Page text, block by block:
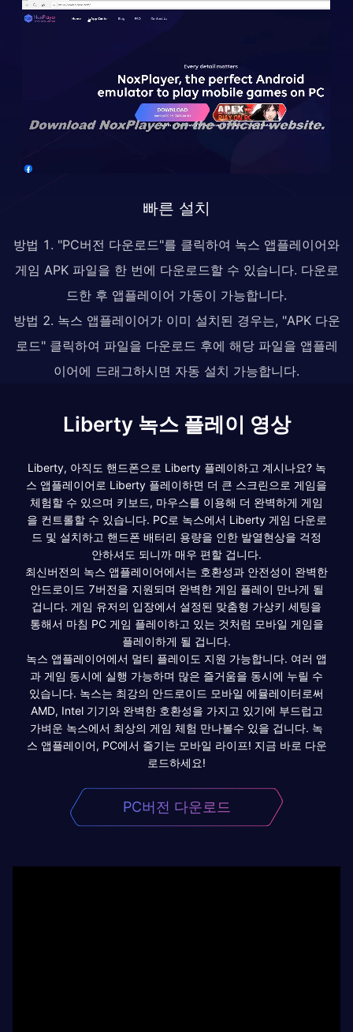
빠른 설치
방법 1. "PC버전 다운로드"를 클릭하여 녹스 앱플레이어와
게임 APK 파일을 한 번에 다운로드할 수 있습니다. 다운로
드한 후 앱플레이어 가동이 가능합니다.
방법 2. 녹스 앱플레이어가 이미 설치된 경우는, "APK 다운
로드" 클릭하여 파일을 다운로드 후에 해당 파일을 앱플레
이어에 드래그하시면 자동 설치 가능합니다.
Liberty 녹스 플레이 영상
Liberty, 아직도 핸드폰으로 Liberty 플레이하고 계시나요? 녹
스 앱플레이어로 Liberty 플레이하면 더 큰 스크린으로 게임을
체험할 수 있으며 키보드, 마우스를 이용해 더 완벽하게 게임
을 컨트롤할 수 있습니다. PC로 녹스에서 Liberty 게임 다운로
드 및 설치하고 핸드폰 배터리 용량을 인한 발열현상을 걱정
안하셔도 되니까 매우 편할 겁니다.
최신버전의 녹스 앱플레이어에서는 호환성과 안전성이 완벽한
안드로이드 7버전을 지원되며 완벽한 게임 플레이 만나게 될
겁니다. 게임 유저의 입장에서 설정된 맞춤형 가상키 세팅을
통해서 마침 PC 게임 플레이하고 있는 것처럼 모바일 게임을
플레이하게 될 겁니다.
녹스 앱플레이어에서 멀티 플레이도 지원 가능합니다. 여러 앱
과 게임 동시에 실행 가능하며 많은 즐거움을 동시에 누릴 수
있습니다. 녹스는 최강의 안드로이드 모바일 에뮬레이터로써
AMD, Intel 기기와 완벽한 호환성을 가지고 있기에 부드럽고
가벼운 녹스에서 최상의 게임 체험 만나볼수 있을 겁니다. 녹
스 앱플레이어, PC에서 즐기는 모바일 라이프! 지금 바로 다운
로드하세요!
PC버전 다운로드